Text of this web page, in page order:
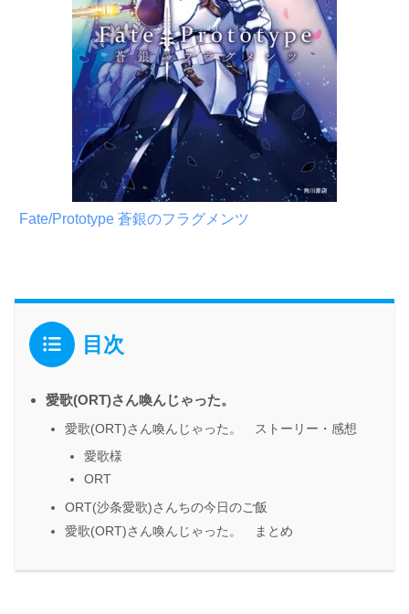
Fate/Prototype 蒼銀のフラグメンツ
目次
愛歌(ORT)さん喚んじゃった。
愛歌(ORT)さん喚んじゃった。 ストーリー・感想
愛歌様
ORT
ORT(沙条愛歌)さんちの今日のご飯
愛歌(ORT)さん喚んじゃった。 まとめ